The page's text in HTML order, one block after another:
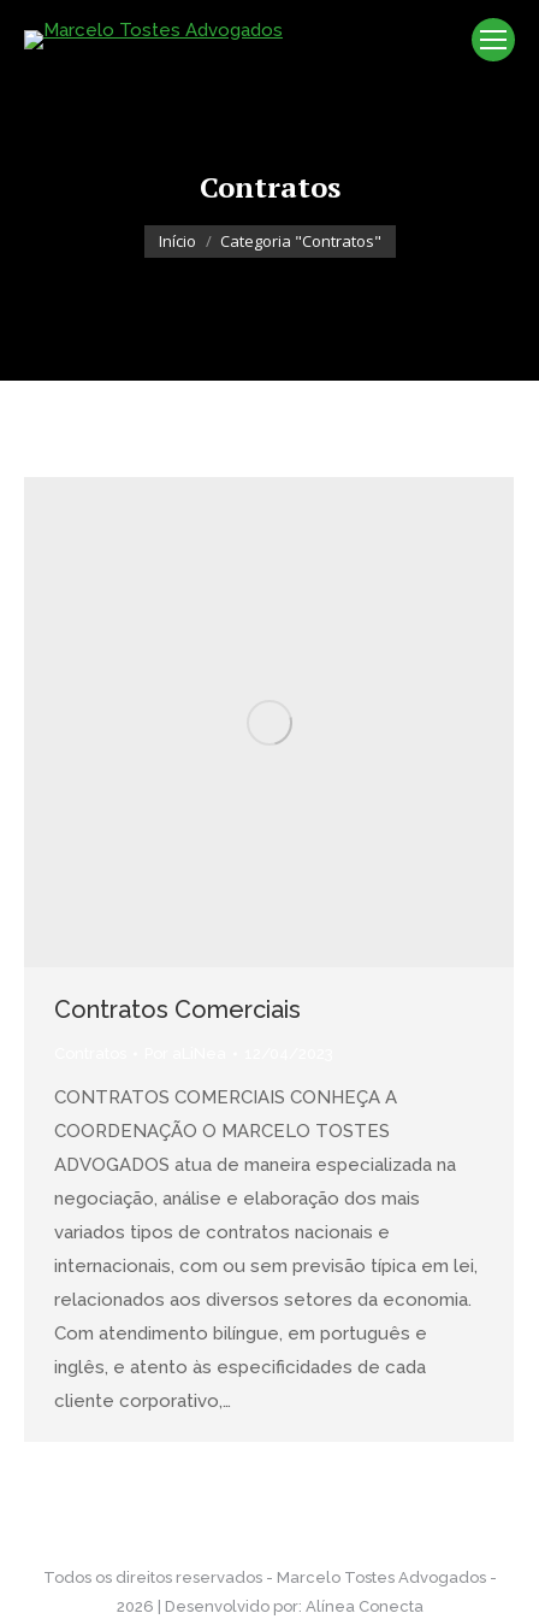
Contratos
Você está aqui:
Início Categoria "Contratos"
Contratos Comerciais
CONTRATOS COMERCIAIS CONHEÇA A
COORDENAÇÃO O MARCELO TOSTES
ADVOGADOS atua de maneira especializada na
negociação, análise e elaboração dos mais
variados tipos de contratos nacionais e
internacionais, com ou sem previsão típica em lei,
relacionados aos diversos setores da economia.
Com atendimento bilíngue, em português e
inglês, e atento às especificidades de cada
cliente corporativo,…
Todos os direitos reservados - Marcelo Tostes Advogados -
2026 | Desenvolvido por: Alínea Conecta